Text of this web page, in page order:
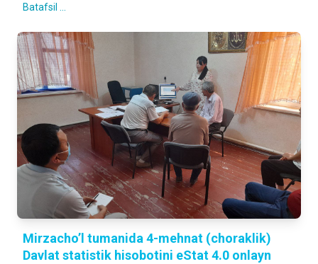
Batafsil ...
Mirzacho’l tumanida 4-mehnat (choraklik)
Davlat statistik hisobotini eStat 4.0 onlayn